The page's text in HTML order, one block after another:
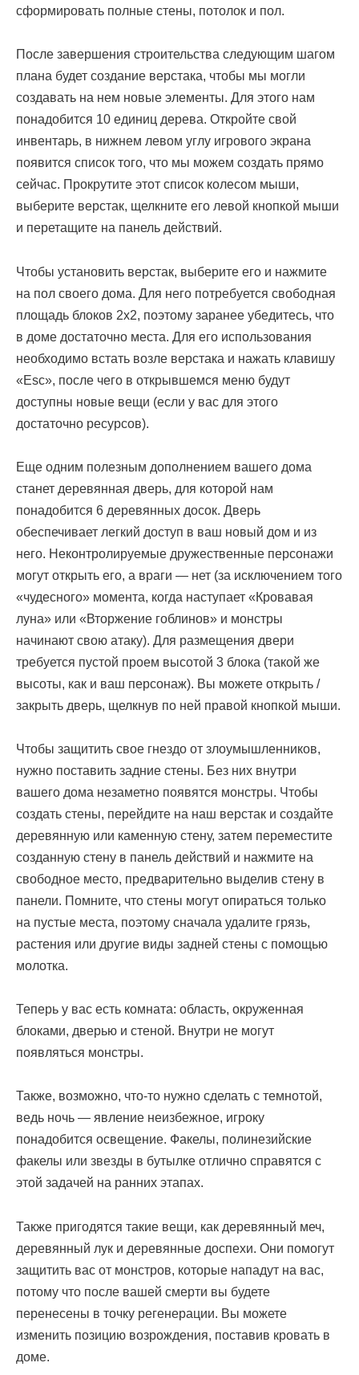
сформировать полные стены, потолок и пол.
После завершения строительства следующим шагом
плана будет создание верстака, чтобы мы могли
создавать на нем новые элементы. Для этого нам
понадобится 10 единиц дерева. Откройте свой
инвентарь, в нижнем левом углу игрового экрана
появится список того, что мы можем создать прямо
сейчас. Прокрутите этот список колесом мыши,
выберите верстак, щелкните его левой кнопкой мыши
и перетащите на панель действий.
Чтобы установить верстак, выберите его и нажмите
на пол своего дома. Для него потребуется свободная
площадь блоков 2х2, поэтому заранее убедитесь, что
в доме достаточно места. Для его использования
необходимо встать возле верстака и нажать клавишу
«Esc», после чего в открывшемся меню будут
доступны новые вещи (если у вас для этого
достаточно ресурсов).
Еще одним полезным дополнением вашего дома
станет деревянная дверь, для которой нам
понадобится 6 деревянных досок. Дверь
обеспечивает легкий доступ в ваш новый дом и из
него. Неконтролируемые дружественные персонажи
могут открыть его, а враги — нет (за исключением того
«чудесного» момента, когда наступает «Кровавая
луна» или «Вторжение гоблинов» и монстры
начинают свою атаку). Для размещения двери
требуется пустой проем высотой 3 блока (такой же
высоты, как и ваш персонаж). Вы можете открыть /
закрыть дверь, щелкнув по ней правой кнопкой мыши.
Чтобы защитить свое гнездо от злоумышленников,
нужно поставить задние стены. Без них внутри
вашего дома незаметно появятся монстры. Чтобы
создать стены, перейдите на наш верстак и создайте
деревянную или каменную стену, затем переместите
созданную стену в панель действий и нажмите на
свободное место, предварительно выделив стену в
панели. Помните, что стены могут опираться только
на пустые места, поэтому сначала удалите грязь,
растения или другие виды задней стены с помощью
молотка.
Теперь у вас есть комната: область, окруженная
блоками, дверью и стеной. Внутри не могут
появляться монстры.
Также, возможно, что-то нужно сделать с темнотой,
ведь ночь — явление неизбежное, игроку
понадобится освещение. Факелы, полинезийские
факелы или звезды в бутылке отлично справятся с
этой задачей на ранних этапах.
Также пригодятся такие вещи, как деревянный меч,
деревянный лук и деревянные доспехи. Они помогут
защитить вас от монстров, которые нападут на вас,
потому что после вашей смерти вы будете
перенесены в точку регенерации. Вы можете
изменить позицию возрождения, поставив кровать в
доме.